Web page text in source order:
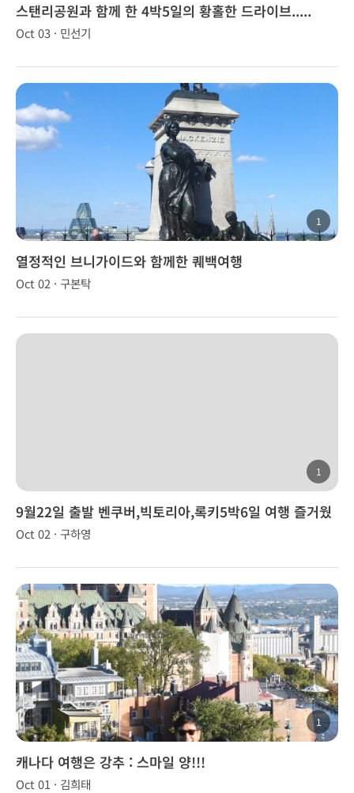
스탠리공원과 함께 한 4박5일의 황홀한 드라이브.....
Oct 03 · 민선기
1
열정적인 브니가이드와 함께한 퀘백여행
Oct 02 · 구본탁
1
9월22일 출발 벤쿠버,빅토리아,록키5박6일 여행 즐거웠
습니다!
Oct 02 · 구하영
1
캐나다 여행은 강추 : 스마일 양!!!
Oct 01 · 김희태